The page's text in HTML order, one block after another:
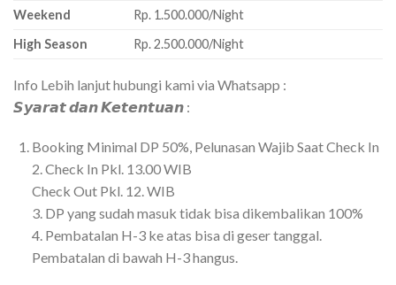
Weekend
Rp. 1.500.000/Night
High Season
Rp. 2.500.000/Night
Info Lebih lanjut hubungi kami via Whatsapp :
𝙎𝙮𝙖𝙧𝙖𝙩 𝙙𝙖𝙣 𝙆𝙚𝙩𝙚𝙣𝙩𝙪𝙖𝙣 :
Booking Minimal DP 50%, Pelunasan Wajib Saat Check In
2. Check In Pkl. 13.00 WIB
Check Out Pkl. 12. WIB
3. DP yang sudah masuk tidak bisa dikembalikan 100%
4. Pembatalan H-3 ke atas bisa di geser tanggal.
Pembatalan di bawah H-3 hangus.